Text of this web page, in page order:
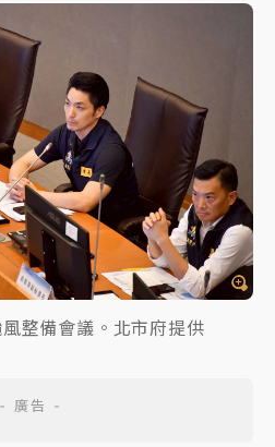
整備會議。北市府提供